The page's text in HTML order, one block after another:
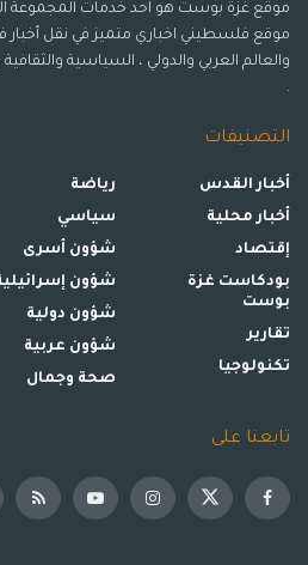
موقع فلسطيني اخباري متميز في نقل
والعالم العربي والدولي ، السياسية
.
التصنيفات
أخبار القدس
أخبار محلية
إقتصاد
بودكاست غزة
بوست
تقارير
تكنولوجيا
رياضة
سياسي
شؤون أسرى
شؤون
شؤون دولية
شؤون عربية
صحة وجمال
تابعنا على